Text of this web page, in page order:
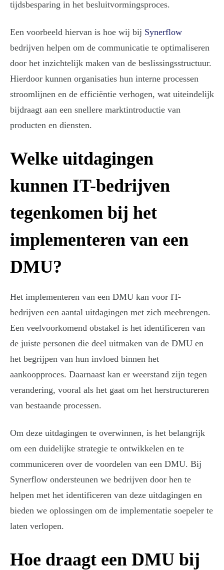
tijdsbesparing in het besluitvormingsproces.
Een voorbeeld hiervan is hoe wij bij Synerflow
bedrijven helpen om de communicatie te optimaliseren
door het inzichtelijk maken van de beslissingsstructuur.
Hierdoor kunnen organisaties hun interne processen
stroomlijnen en de efficiëntie verhogen, wat uiteindelijk
bijdraagt aan een snellere marktintroductie van
producten en diensten.
Welke uitdagingen
kunnen IT-bedrijven
tegenkomen bij het
implementeren van een
DMU?
Het implementeren van een DMU kan voor IT-
bedrijven een aantal uitdagingen met zich meebrengen.
Een veelvoorkomend obstakel is het identificeren van
de juiste personen die deel uitmaken van de DMU en
het begrijpen van hun invloed binnen het
aankoopproces. Daarnaast kan er weerstand zijn tegen
verandering, vooral als het gaat om het herstructureren
van bestaande processen.
Om deze uitdagingen te overwinnen, is het belangrijk
om een duidelijke strategie te ontwikkelen en te
communiceren over de voordelen van een DMU. Bij
Synerflow ondersteunen we bedrijven door hen te
helpen met het identificeren van deze uitdagingen en
bieden we oplossingen om de implementatie soepeler te
laten verlopen.
Hoe draagt een DMU bij